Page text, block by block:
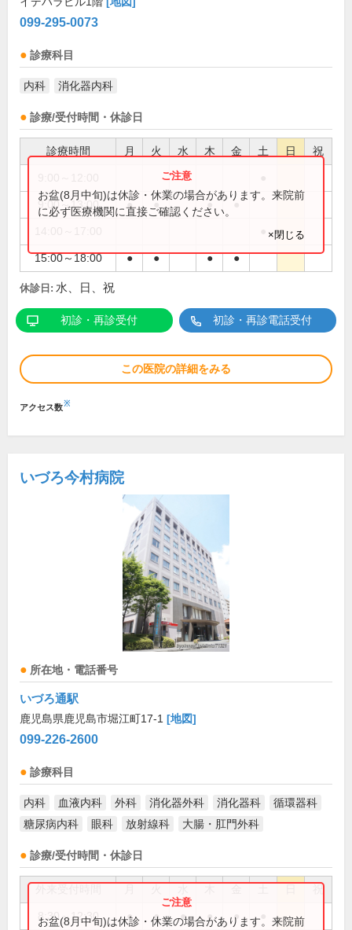
099-295-0073
診療科目
内科 消化器内科
診療/受付時間・休診日
診療時間 月 火 水 木 金 土 日 祝
9:00～13:00 ● ● ● ●
15:00～18:00 ● ● ● ●
お盆(8月中旬)は休診・休業の場合があります。来院前
に必ず医療機関に直接ご確認ください。
×閉じる
休診日: 水、日、祝
初診・再診受付 初診・再診電話受付
この医院の詳細をみる
アクセス数※
いづろ今村病院
所在地・電話番号
いづろ通駅
鹿児島県鹿児島市堀江町17-1 [地図]
099-226-2600
診療科目
内科 血液内科 外科 消化器外科 消化器科
循環器科
糖尿病内科
眼科 放射線科 大腸・肛門外科
診療/受付時間・休診日
祝
8:30～12:30 ● ● ● ● ●
お盆(8月中旬)は休診・休業の場合があります。来院前